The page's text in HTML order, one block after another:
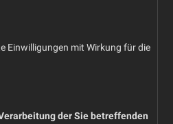
Einwilligungen mit Wirkung für die
der Sie betreffenden